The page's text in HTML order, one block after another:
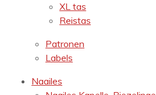
XL tas
Reistas
Patronen
Labels
Naailes